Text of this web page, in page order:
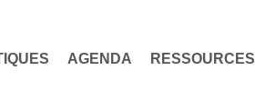
AGENDA RESSOURCES